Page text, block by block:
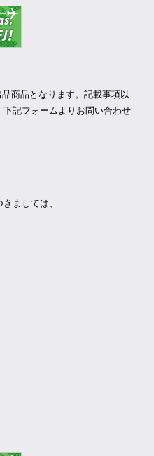
商品となります。記載事項以
記フォームよりお問い合わせ
ましては、